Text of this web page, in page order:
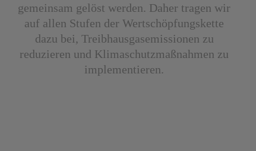
gemeinsam gelöst werden. Daher tragen wir
auf allen Stufen der Wert­schöpfungs­kette
dazu bei, Treibhaus­gas­emissionen zu
reduzieren und Klimaschutz­maßnahmen zu
implementieren.